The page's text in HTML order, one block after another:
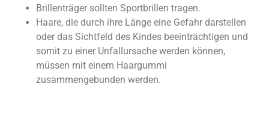
Brillenträger sollten Sportbrillen tragen.
Haare, die durch ihre Länge eine Gefahr darstellen
oder das Sichtfeld des Kindes beeinträchtigen und
somit zu einer Unfallursache werden können,
müssen mit einem Haargummi
zusammengebunden werden.